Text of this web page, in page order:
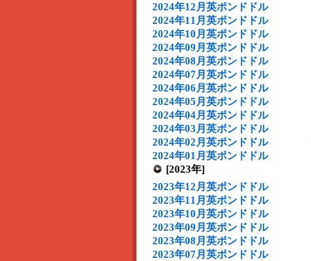
2024年12月英ポンドドル
2024年11月英ポンドドル
2024年10月英ポンドドル
2024年09月英ポンドドル
2024年08月英ポンドドル
2024年07月英ポンドドル
2024年06月英ポンドドル
2024年05月英ポンドドル
2024年04月英ポンドドル
2024年03月英ポンドドル
2024年02月英ポンドドル
2024年01月英ポンドドル
[2023年]
2023年12月英ポンドドル
2023年11月英ポンドドル
2023年10月英ポンドドル
2023年09月英ポンドドル
2023年08月英ポンドドル
2023年07月英ポンドドル